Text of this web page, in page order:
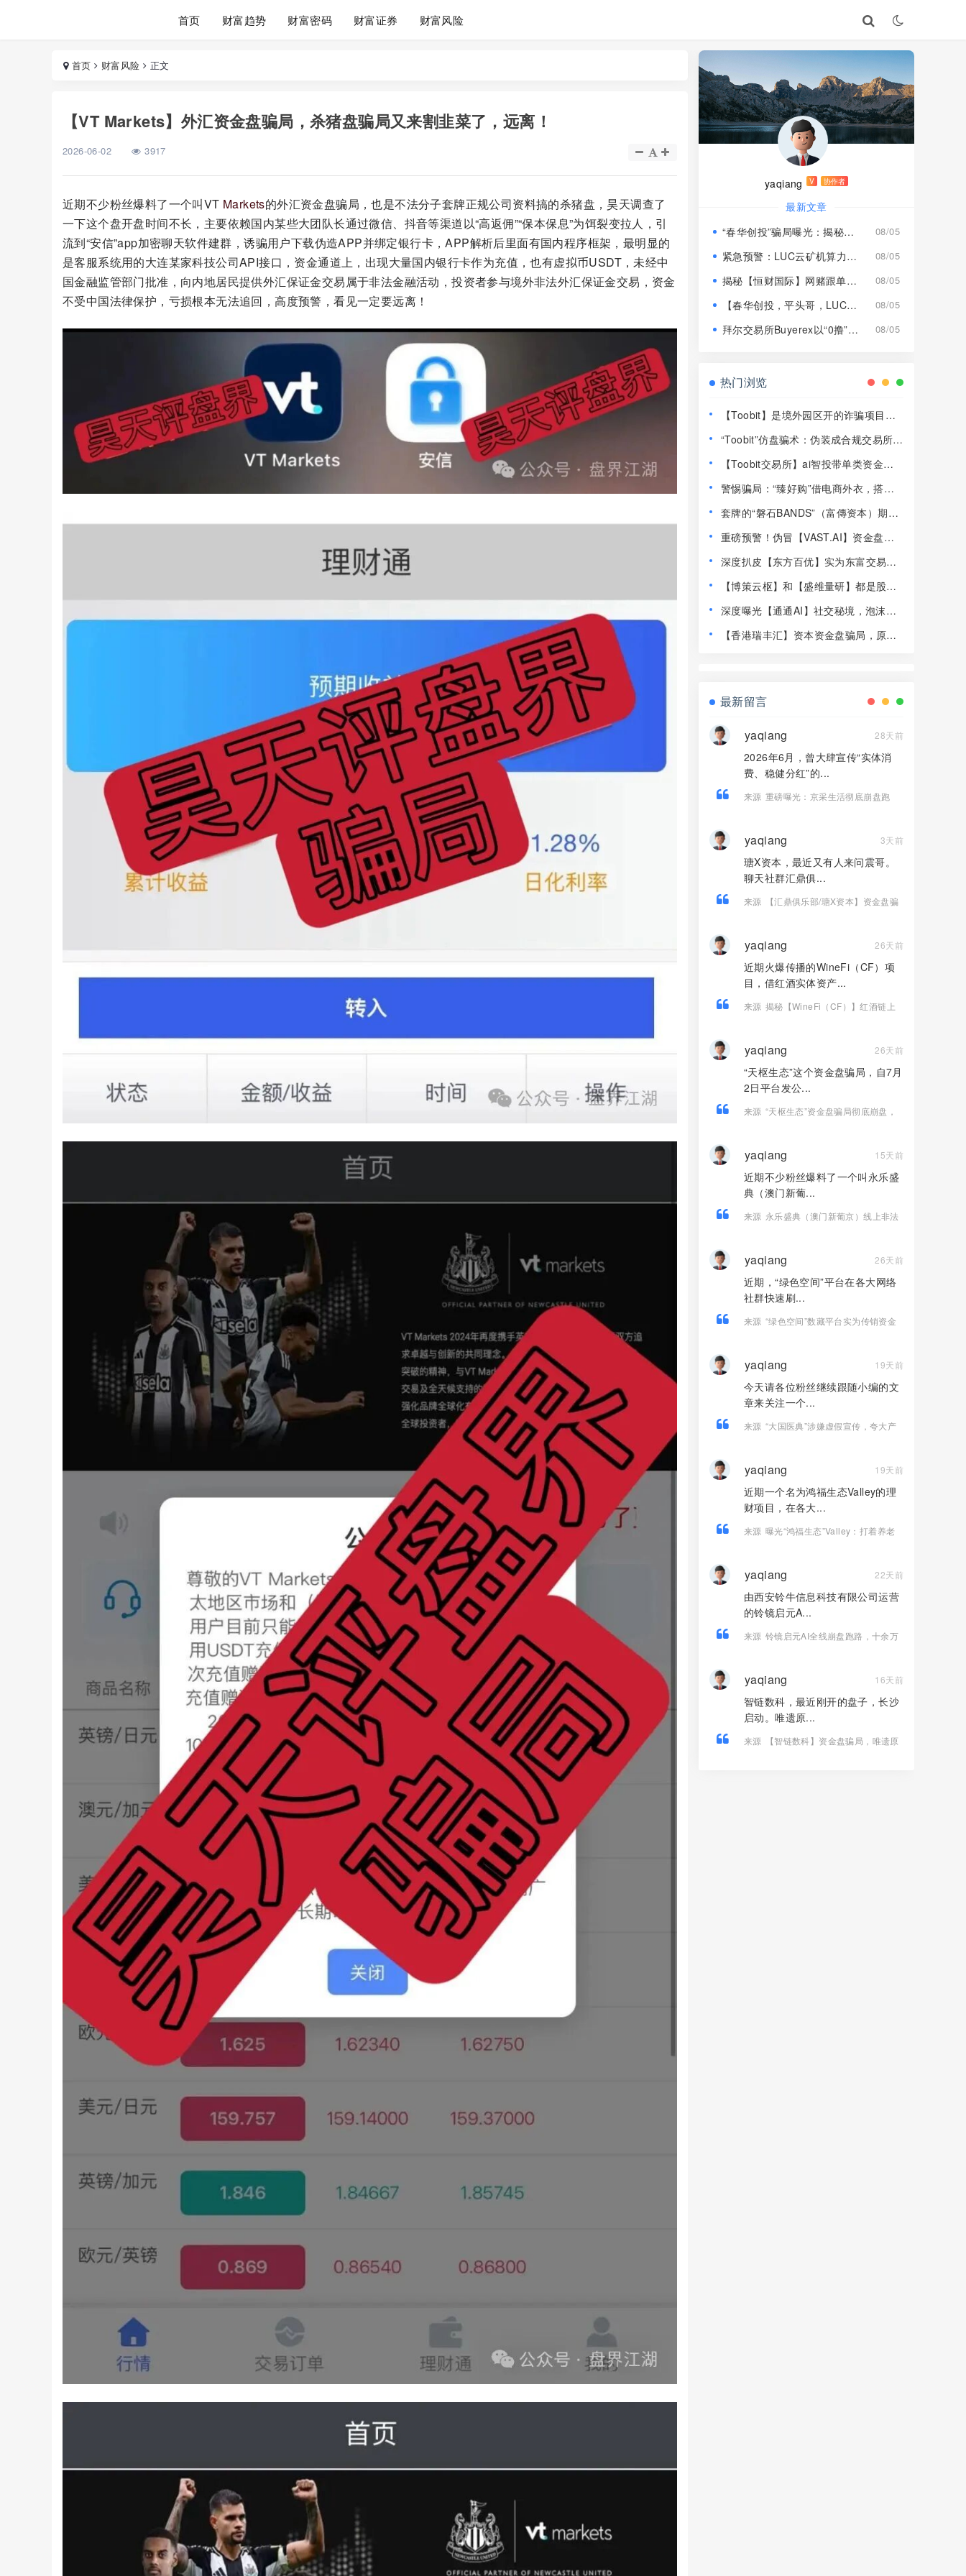
首页 财富趋势 财富密码 财富证券 财富风险
首页 财富风险 正文
【VT Markets】外汇资金盘骗局，杀猪盘骗局又来割韭菜了，远离！
2026-06-02 3917
近期不少粉丝爆料了一个叫VT Markets的外汇资金盘骗局，也是不法分子套牌正规公司资料搞的杀猪盘，昊天调查了
一下这个盘开盘时间不长，主要依赖国内某些大团队长通过微信、抖音等渠道以“高返佣”“保本保息”为饵裂变拉人，引
流到“安信”app加密聊天软件建群，诱骗用户下载伪造APP并绑定银行卡，APP解析后里面有国内程序框架，最明显的
是客服系统用的大连某家科技公司API接口，资金通道上，出现大量国内银行卡作为充值，也有虚拟币USDT，未经中
国金融监管部门批准，向内地居民提供外汇保证金交易属于非法金融活动，投资者参与境外非法外汇保证金交易，资金
不受中国法律保护，亏损根本无法追回，高度预警，看见一定要远离！
yaqiang V 协作者
最新文章
“春华创投”骗局曝光：揭秘项目盘的欺诈手法!
08/05
紧急预警：LUC云矿机算力项目风险激增，高额挖矿收益背后全是套路 08/05
揭秘【恒财国际】网赌跟单盘深度风险预警！ 08/05
【春华创投，平头哥，LUC永久矿机】这3个项目都是骗局！已经收割，速度撤离！ 08/05
拜尔交易所Buyerex以“0撸”为噱头的分红类资金盘骗局，远离！ 08/05
热门浏览
【Toobit】是境外园区开的诈骗项目，
“Toobit”仿盘骗术：伪装成合规交易所，
骗局！
【Toobit交易所】ai智投带单类资金盘
离！
警惕骗局：“臻好购”借电商外衣，搭建
套牌的“磐石BANDS”（富傳资本）期货
将崩盘跑路！
重磅预警！伪冒【VAST.AI】资金盘传
深度扒皮【东方百优】实为东富交易所
满！
【博策云枢】和【盛维量研】都是股票
深度曝光【通通AI】社交秘境，泡沫堆
【香港瑞丰汇】资本资金盘骗局，原拓
最新留言
yaqiang 28天前
2026年6月，曾大肆宣传“实体消
费、稳健分红”的...
来源 重磅曝光：京采生活彻底崩盘跑
yaqiang 3天前
瑭X资本，最近又有人来问震哥。
聊天社群汇鼎俱...
来源
【汇鼎俱乐部/瑭X资本】资金盘骗
yaqiang 26天前
近期火爆传播的WineFi（CF）项
目，借红酒实体资产...
来源 揭秘【WineFi（CF）】红酒链上
yaqiang 26天前
“天枢生态”这个资金盘骗局，自7月
2日平台发公...
来源 “天枢生态”资金盘骗局彻底崩盘，
yaqiang 15天前
近期不少粉丝爆料了一个叫永乐盛
典（澳门新葡...
来源 永乐盛典（澳门新葡京）线上非法
yaqiang 26天前
近期，“绿色空间”平台在各大网络
社群快速刷...
来源 “绿色空间”数藏平台实为传销资金
yaqiang 19天前
今天请各位粉丝继续跟随小编的文
章来关注一个...
来源 “大国医典”涉嫌虚假宣传，夸大产
yaqiang 19天前
近期一个名为鸿福生态Valley的理
财项目，在各大...
来源 曝光“鸿福生态”Valley：打着养老
yaqiang 22天前
由西安铃牛信息科技有限公司运营
的铃镜启元A...
来源 铃镜启元AI全线崩盘跑路，十余万
yaqiang 16天前
智链数科，最近刚开的盘子，长沙
启动。唯遗原...
来源
【智链数科】资金盘骗局，唯遗原